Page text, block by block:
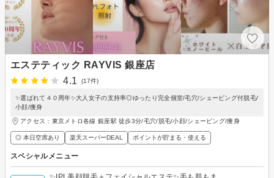
エステティック RAYVIS 銀座店
4.1
(17件)
✨選ばれて４０周年✨大人女子の支持率◎ゆったり完全個室/毛穴/シェービング付脱毛/
小顔/痩身
アクセス：東京メトロ各線 銀座駅 徒歩3分/毛穴/脱毛/小顔/シェービング/痩身
◎ 本日空席あり 楽天スーパーDEAL ポイントが貯まる・使える
スペシャルメニュー